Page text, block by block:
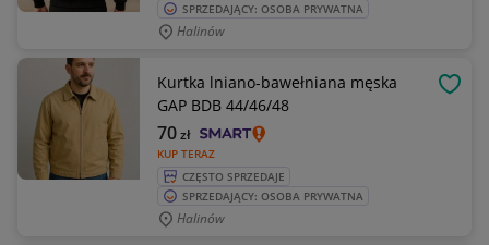
SPRZEDAJĄCY: OSOBA PRYWATNA
Halinów
Kurtka lniano-bawełniana męska
GAP BDB 44/46/48
KUP TERAZ
70zł
CZĘSTO SPRZEDAJE
SPRZEDAJĄCY: OSOBA PRYWATNA
Halinów